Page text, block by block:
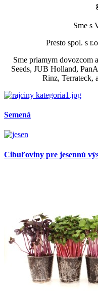
Sme s
Presto spol. s
Sme priamym dovozcom
Seeds, JUB Holland,
Rinz, Terrateck,
Semená
Cibuľoviny pre jesennú